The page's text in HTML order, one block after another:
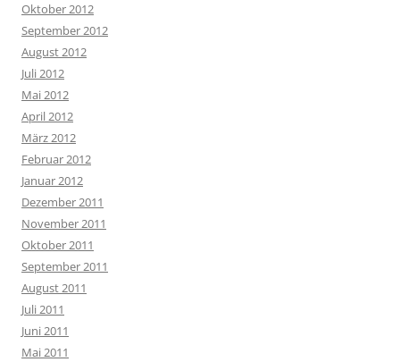
Oktober 2012
September 2012
August 2012
Juli 2012
Mai 2012
April 2012
März 2012
Februar 2012
Januar 2012
Dezember 2011
November 2011
Oktober 2011
September 2011
August 2011
Juli 2011
Juni 2011
Mai 2011